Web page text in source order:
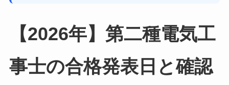
【2026年】第二種電気工
事士の合格発表日と確認